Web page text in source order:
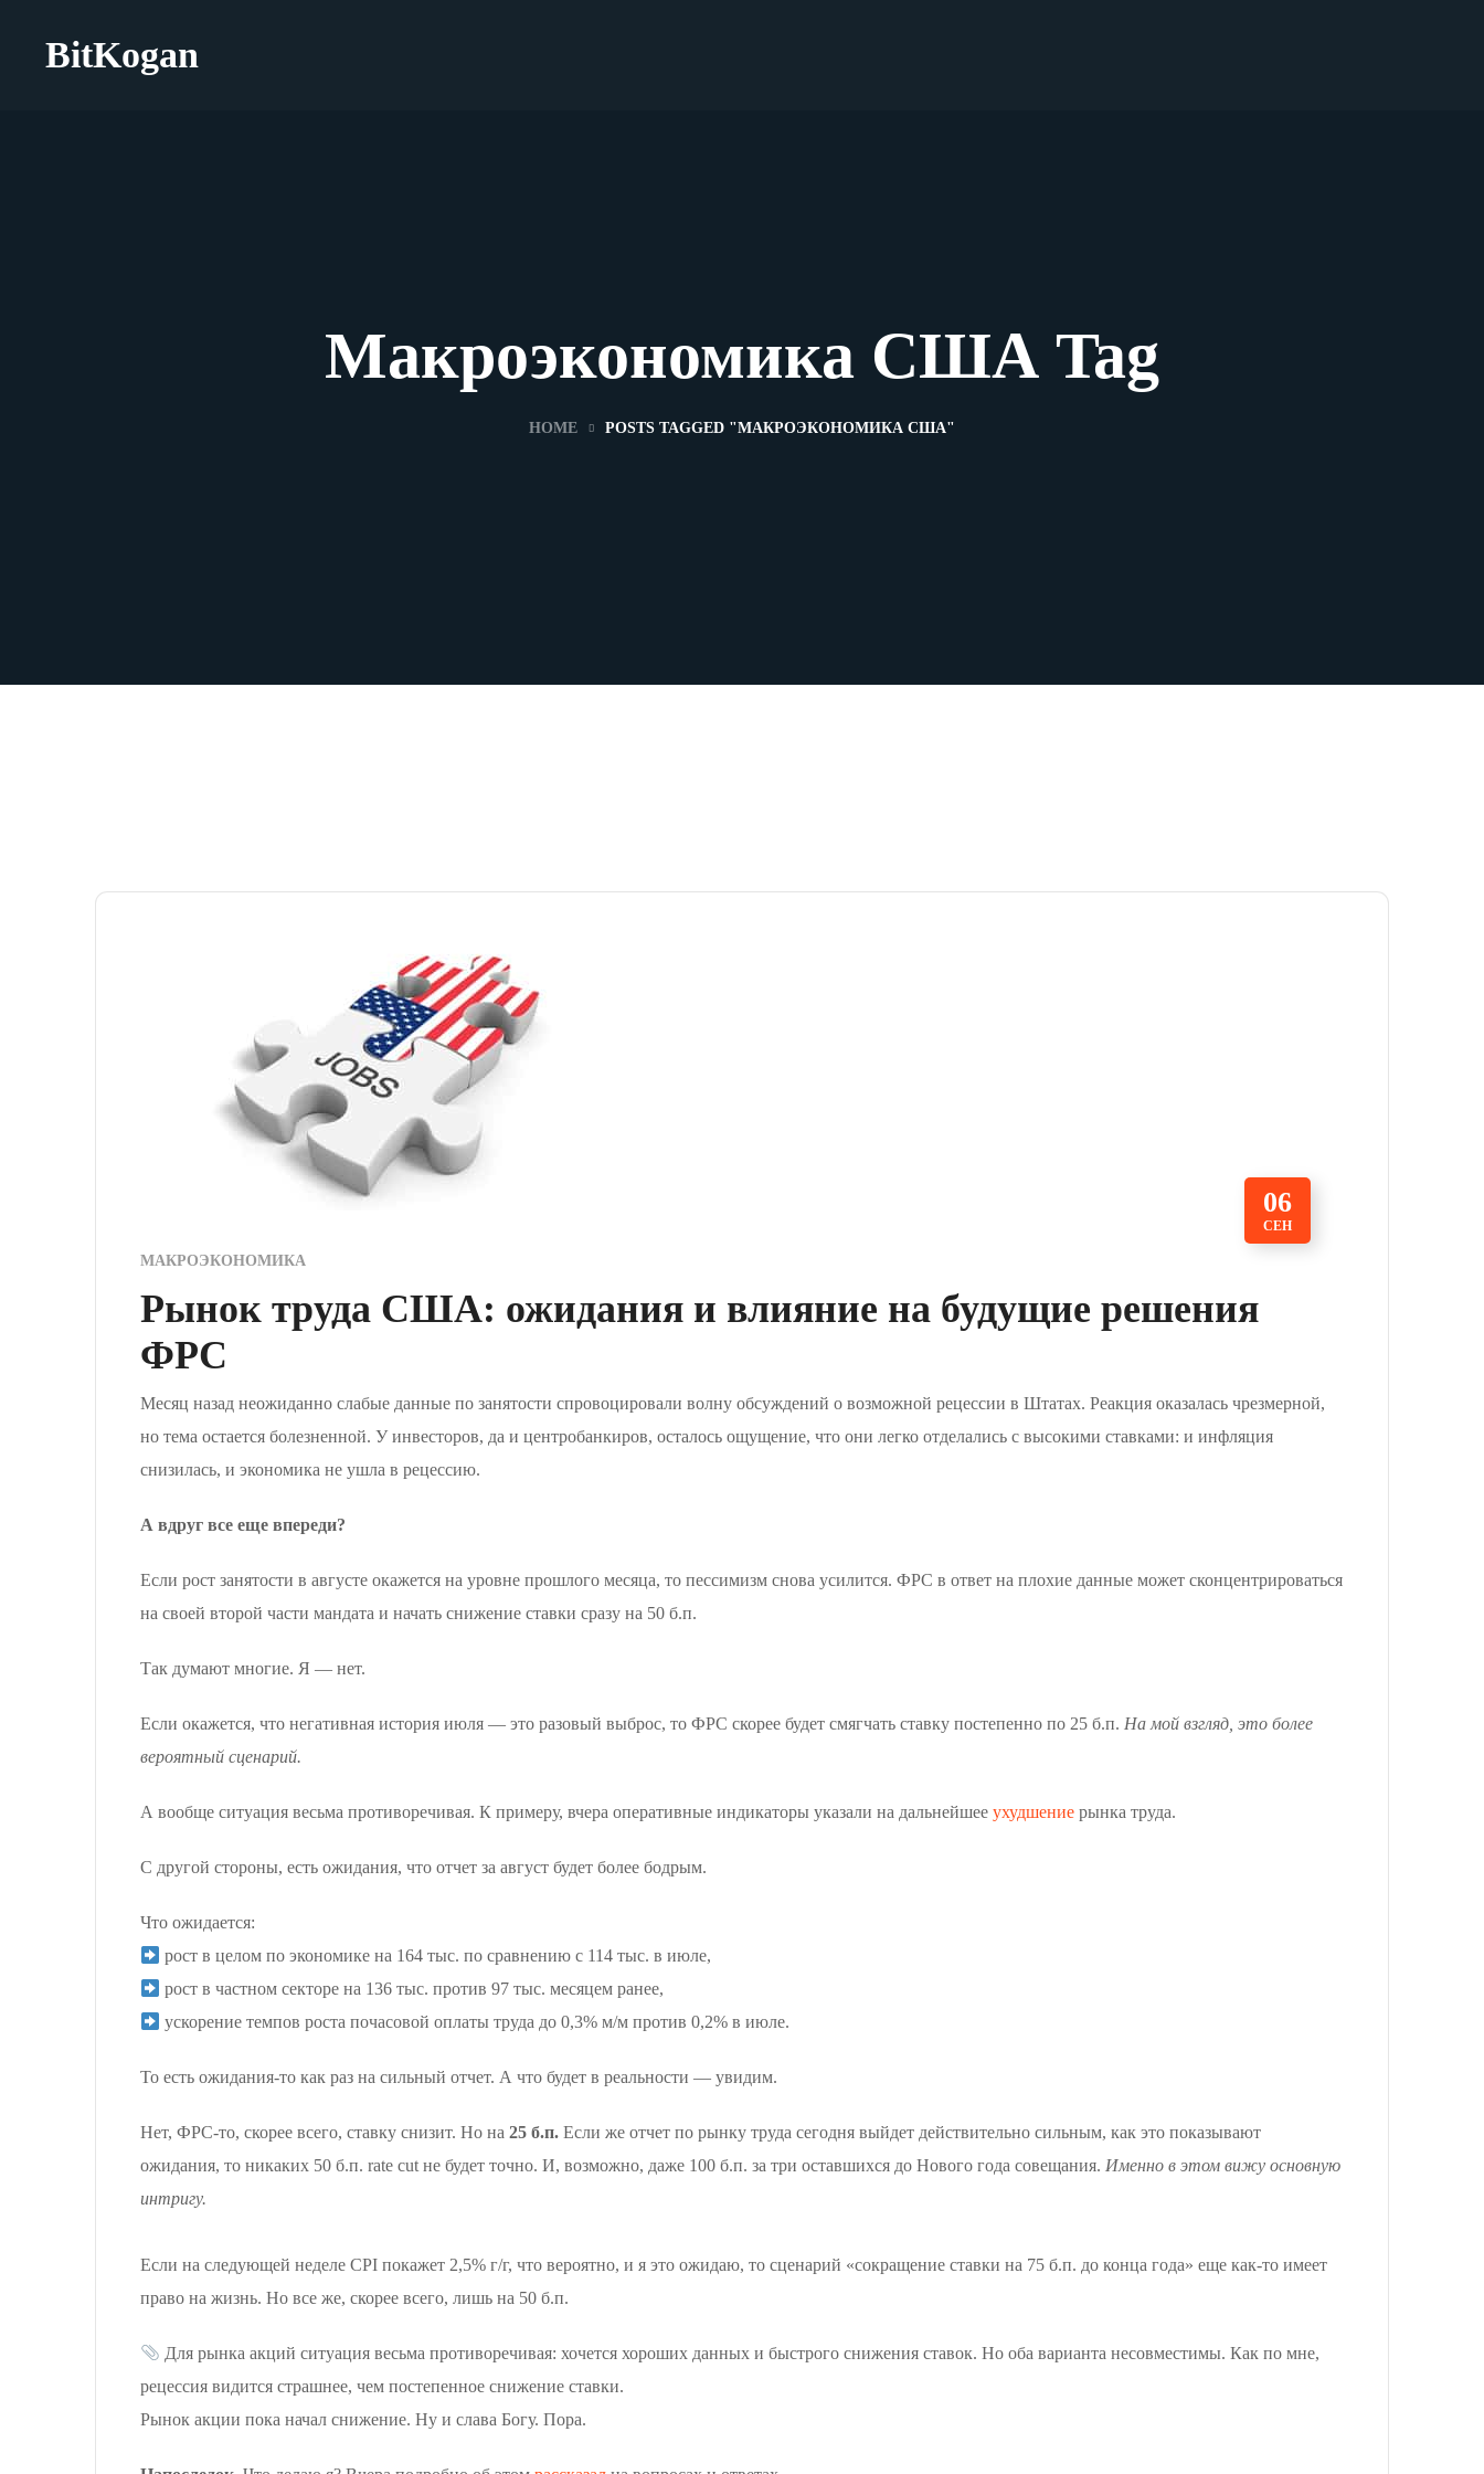
BitKogan
Макроэкономика США Tag
HOME POSTS TAGGED "МАКРОЭКОНОМИКА США"
06
СЕН
МАКРОЭКОНОМИКА
Рынок труда США: ожидания и влияние на будущие решения
ФРС
Месяц назад неожиданно слабые данные по занятости спровоцировали волну обсуждений о возможной рецессии в Штатах. Реакция оказалась чрезмерной,
но тема остается болезненной. У инвесторов, да и центробанкиров, осталось ощущение, что они легко отделались с высокими ставками: и инфляция
снизилась, и экономика не ушла в рецессию.
А вдруг все еще впереди?
Если рост занятости в августе окажется на уровне прошлого месяца, то пессимизм снова усилится. ФРС в ответ на плохие данные может сконцентрироваться
на своей второй части мандата и начать снижение ставки сразу на 50 б.п.
Так думают многие. Я — нет.
Если окажется, что негативная история июля — это разовый выброс, то ФРС скорее будет смягчать ставку постепенно по 25 б.п. На мой взгляд, это более
вероятный сценарий.
А вообще ситуация весьма противоречивая. К примеру, вчера оперативные индикаторы указали на дальнейшее ухудшение рынка труда.
С другой стороны, есть ожидания, что отчет за август будет более бодрым.
Что ожидается:
рост в целом по экономике на 164 тыс. по сравнению с 114 тыс. в июле,
рост в частном секторе на 136 тыс. против 97 тыс. месяцем ранее,
ускорение темпов роста почасовой оплаты труда до 0,3% м/м против 0,2% в июле.
То есть ожидания-то как раз на сильный отчет. А что будет в реальности — увидим.
Нет, ФРС-то, скорее всего, ставку снизит. Но на 25 б.п. Если же отчет по рынку труда сегодня выйдет действительно сильным, как это показывают
ожидания, то никаких 50 б.п. rate cut не будет точно. И, возможно, даже 100 б.п. за три оставшихся до Нового года совещания. Именно в этом вижу основную
интригу.
Если на следующей неделе CPI покажет 2,5% г/г, что вероятно, и я это ожидаю, то сценарий «сокращение ставки на 75 б.п. до конца года» еще как-то имеет
право на жизнь. Но все же, скорее всего, лишь на 50 б.п.
Для рынка акций ситуация весьма противоречивая: хочется хороших данных и быстрого снижения ставок. Но оба варианта несовместимы. Как по мне,
рецессия видится страшнее, чем постепенное снижение ставки.
Рынок акции пока начал снижение. Ну и слава Богу. Пора.